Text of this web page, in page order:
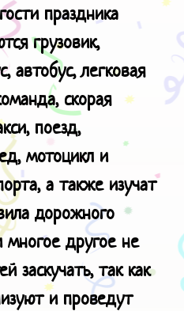
праздника
грузовик,
автобус, легковая
скорая
поезд,
мотоцикл и
а также изучат
дорожного
многое другое не
заскучать, так как
и проведут